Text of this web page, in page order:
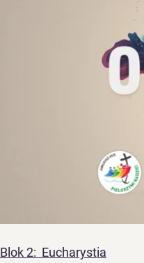
Blok 2:  Eucharystia